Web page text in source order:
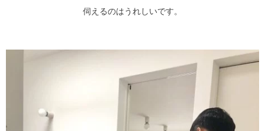
伺えるのはうれしいです。